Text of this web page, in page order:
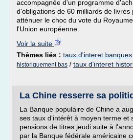
accompagnée d'un programme
d'obligations de 60 milliards de livres
atténuer le choc du vote du
l'Union européenne.
Voir la suite
Thèmes liés : taux d'interet banques
historiquement bas / taux d'interet
La Chine resserre sa
La Banque populaire de Chine a
ses taux d'intérêt à moyen terme et
pensions de titres jeudi suite à
par la Banque fédérale américaine